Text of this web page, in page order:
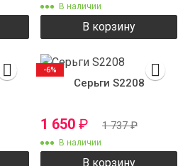
В наличии
В корзину
Серьги S2208
1 650 ₽ 1 737₽
В наличии
В корзину
-6%